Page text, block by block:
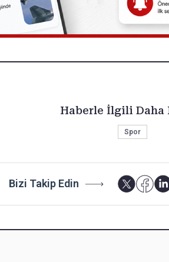
Haberle İlgili Daha
Spor
Bizi Takip Edin